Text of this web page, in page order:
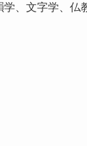
、文字学、仏